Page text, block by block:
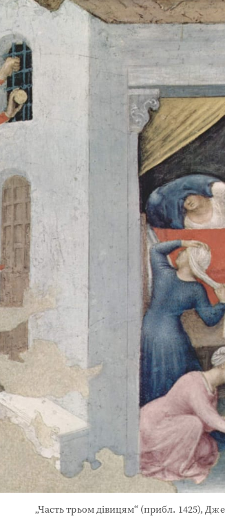
„Часть трьом дівицям“ (прибл. 1425),